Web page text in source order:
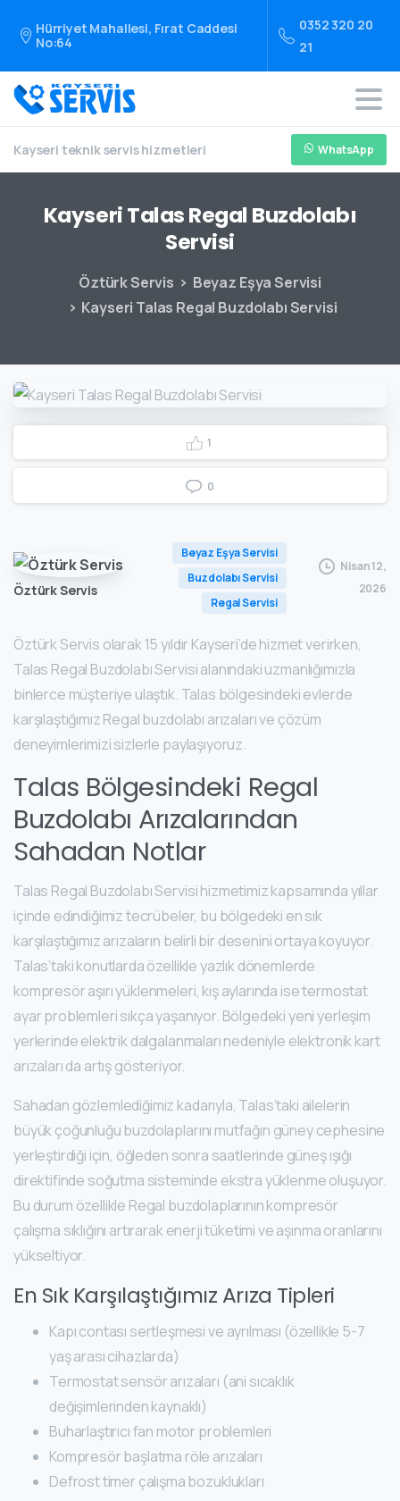
Hürriyet Mahallesi, Fırat Caddesi
No:64
0352 320 20
21
Kayseri teknik servis hizmetleri WhatsApp
KayseriTalasRegal Buzdolabı
Servisi
Öztürk Servis
Beyaz Eşya Servisi
Kayseri Talas Regal Buzdolabı Servisi
1
0
Öztürk Servis
Beyaz Eşya Servisi
Buzdolabı Servisi
Regal Servisi
Nisan 12,
2026
Öztürk Servis olarak 15 yıldır Kayseri’de hizmet verirken,
Talas Regal Buzdolabı Servisi alanındaki uzmanlığımızla
binlerce müşteriye ulaştık. Talas bölgesindeki evlerde
karşılaştığımız Regal buzdolabı arızaları ve çözüm
deneyimlerimizi sizlerle paylaşıyoruz.
Talas Bölgesindeki Regal
Buzdolabı Arızalarından
Sahadan Notlar
Talas Regal Buzdolabı Servisi hizmetimiz kapsamında yıllar
içinde edindiğimiz tecrübeler, bu bölgedeki en sık
karşılaştığımız arızaların belirli bir desenini ortaya koyuyor.
Talas’taki konutlarda özellikle yazlık dönemlerde
kompresör aşırı yüklenmeleri, kış aylarında ise termostat
ayar problemleri sıkça yaşanıyor. Bölgedeki yeni yerleşim
yerlerinde elektrik dalgalanmaları nedeniyle elektronik kart
arızaları da artış gösteriyor.
Sahadan gözlemlediğimiz kadarıyla, Talas’taki ailelerin
büyük çoğunluğu buzdolaplarını mutfağın güney cephesine
yerleştirdiği için, öğleden sonra saatlerinde güneş ışığı
direktifinde soğutma sisteminde ekstra yüklenme oluşuyor.
Bu durum özellikle Regal buzdolaplarının kompresör
çalışma sıklığını artırarak enerji tüketimi ve aşınma oranlarını
yükseltiyor.
En Sık Karşılaştığımız Arıza Tipleri
Kapı contası sertleşmesi ve ayrılması (özellikle 5-7
yaş arası cihazlarda)
Termostat sensör arızaları (ani sıcaklık
değişimlerinden kaynaklı)
Buharlaştırıcı fan motor problemleri
Kompresör başlatma röle arızaları
Defrost timer çalışma bozuklukları